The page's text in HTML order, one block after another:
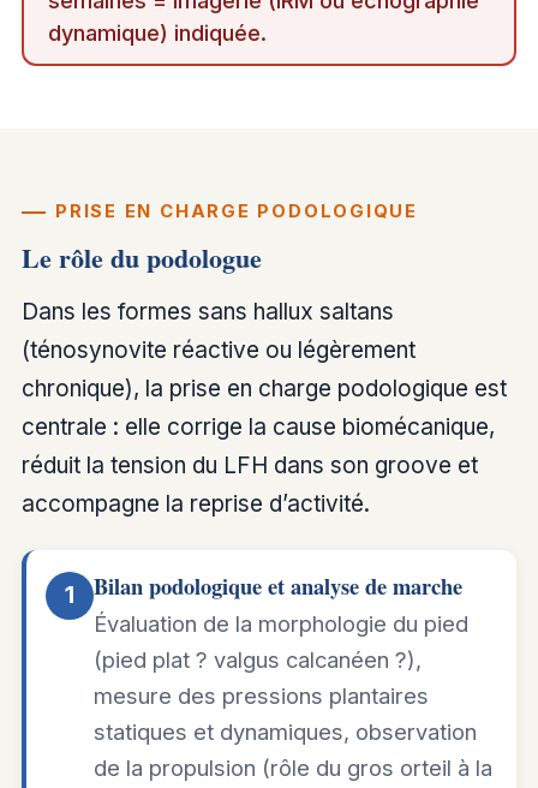
dynamique) indiquée.
PRISE EN CHARGE PODOLOGIQUE
Le rôle du podologue
Dans les formes sans hallux saltans
(ténosynovite réactive ou légèrement
chronique), la prise en charge podologique est
centrale : elle corrige la cause biomécanique,
réduit la tension du LFH dans son groove et
accompagne la reprise d’activité.
1 Bilan podologique et analyse de marche
Évaluation de la morphologie du pied
(pied plat ? valgus calcanéen ?),
mesure des pressions plantaires
statiques et dynamiques, observation
de la propulsion (rôle du gros orteil à la